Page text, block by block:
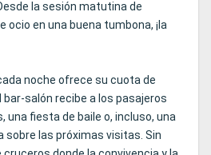
la sesión matutina de
ocio en una buena tumbona, ¡la
noche ofrece su cuota de
bar-salón recibe a los pasajeros
una fiesta de baile o, incluso, una
las próximas visitas. Sin